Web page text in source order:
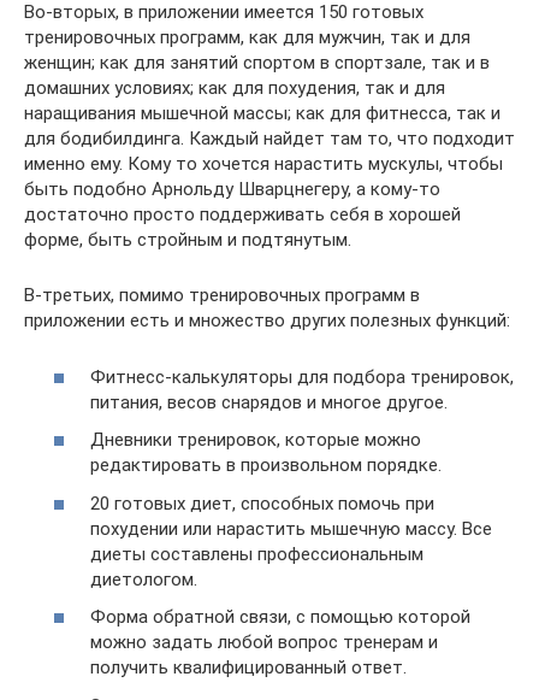
Во-вторых, в приложении имеется 150 готовых
тренировочных программ, как для мужчин, так и для
женщин; как для занятий спортом в спортзале, так и в
домашних условиях; как для похудения, так и для
наращивания мышечной массы; как для фитнесса, так и
для бодибилдинга. Каждый найдет там то, что подходит
именно ему. Кому то хочется нарастить мускулы, чтобы
быть подобно Арнольду Шварцнегеру, а кому-то
достаточно просто поддерживать себя в хорошей
форме, быть стройным и подтянутым.
В-третьих, помимо тренировочных программ в
приложении есть и множество других полезных функций:
Фитнесс-калькуляторы для подбора тренировок,
питания, весов снарядов и многое другое.
Дневники тренировок, которые можно
редактировать в произвольном порядке.
20 готовых диет, способных помочь при
похудении или нарастить мышечную массу. Все
диеты составлены профессиональным
диетологом.
Форма обратной связи, с помощью которой
можно задать любой вопрос тренерам и
получить квалифицированный ответ.